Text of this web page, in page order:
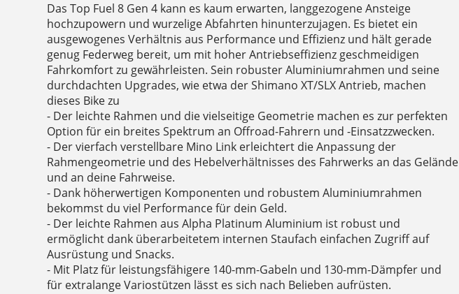
Das Top Fuel 8 Gen 4 kann es kaum erwarten, langgezogene Ansteige
hochzupowern und wurzelige Abfahrten hinunterzujagen. Es bietet ein
ausgewogenes Verhältnis aus Performance und Effizienz und hält gerade
genug Federweg bereit, um mit hoher Antriebseffizienz geschmeidigen
Fahrkomfort zu gewährleisten. Sein robuster Aluminiumrahmen und seine
durchdachten Upgrades, wie etwa der Shimano XT/SLX Antrieb, machen
dieses Bike zu
- Der leichte Rahmen und die vielseitige Geometrie machen es zur perfekten
Option für ein breites Spektrum an Offroad-Fahrern und -Einsatzzwecken.
- Der vierfach verstellbare Mino Link erleichtert die Anpassung der
Rahmengeometrie und des Hebelverhältnisses des Fahrwerks an das Gelände
und an deine Fahrweise.
- Dank höherwertigen Komponenten und robustem Aluminiumrahmen
bekommst du viel Performance für dein Geld.
- Der leichte Rahmen aus Alpha Platinum Aluminium ist robust und
ermöglicht dank überarbeitetem internen Staufach einfachen Zugriff auf
Ausrüstung und Snacks.
- Mit Platz für leistungsfähigere 140-mm-Gabeln und 130-mm-Dämpfer und
für extralange Variostützen lässt es sich nach Belieben aufrüsten.